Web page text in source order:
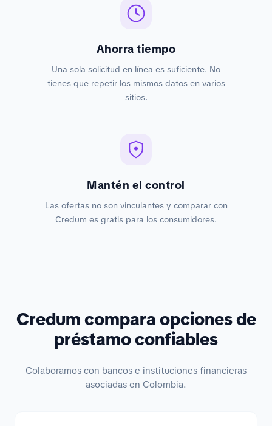
Ahorra tiempo
Una sola solicitud en línea es suficiente. No
tienes que repetir los mismos datos en varios
sitios.
Mantén el control
Las ofertas no son vinculantes y comparar con
Credum es gratis para los consumidores.
Credum compara opciones de
préstamo confiables
Colaboramos con bancos e instituciones financieras
asociadas en Colombia.